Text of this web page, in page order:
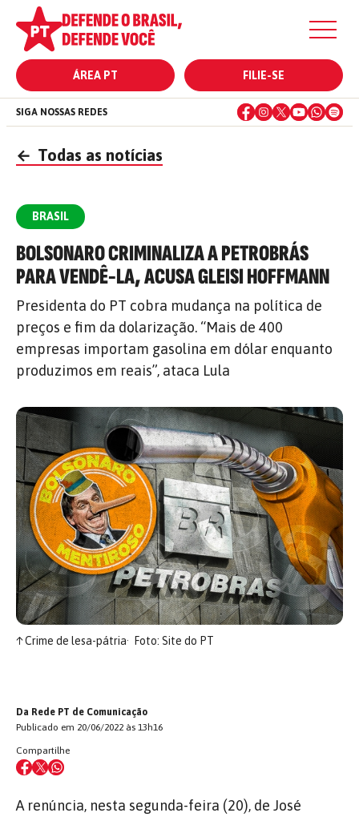
ÁREA PT FILIE-SE
SIGA NOSSAS REDES
← Todas as notícias
BRASIL
BOLSONARO CRIMINALIZA A PETROBRÁS
PARA VENDÊ-LA, ACUSA GLEISI HOFFMANN
Presidenta do PT cobra mudança na política de
preços e fim da dolarização. “Mais de 400
empresas importam gasolina em dólar enquanto
produzimos em reais”, ataca Lula
↑Crime de lesa-pátria Foto: Site do PT
Da Rede PT de Comunicação
Publicado em 20/06/2022 às 13h16
Compartilhe
A renúncia, nesta segunda-feira (20), de José